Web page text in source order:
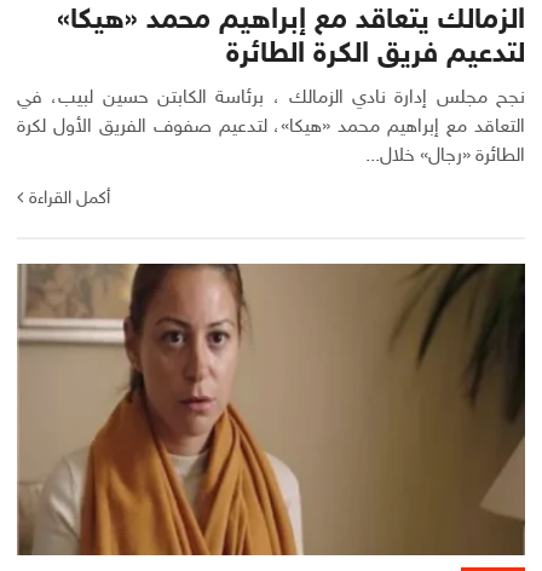
الزمالك يتعاقد مع إبراهيم محمد «هيكا»
لتدعيم فريق الكرة الطائرة
نجح مجلس إدارة نادي الزمالك ، برئاسة الكابتن حسين لبيب، في
التعاقد مع إبراهيم محمد «هيكا»، لتدعيم صفوف الفريق الأول لكرة
الطائرة «رجال» خلال...
أكمل القراءة